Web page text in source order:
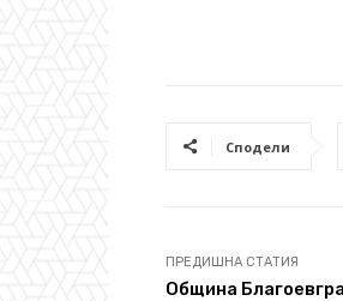
Сподели
ПРЕДИШНА СТАТИЯ
Община